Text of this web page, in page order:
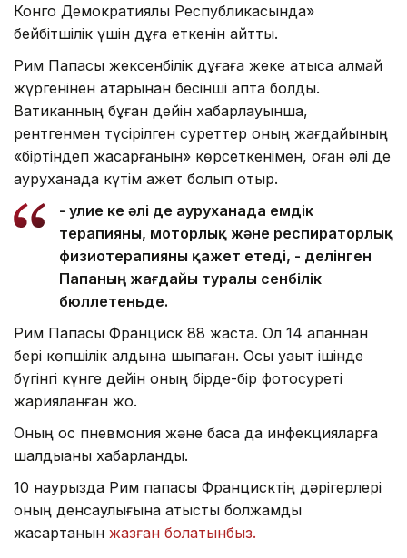
Конго Демократиялық Республикасында»
бейбітшілік үшін дұға еткенін айтты.
Рим Папасы жексенбілік дұғаға жеке қатыса алмай
жүргенінен қатарынан бесінші апта болды.
Ватиканның бұған дейін хабарлауынша,
рентгенмен түсірілген суреттер оның жағдайының
«біртіндеп жақсарғанын» көрсеткенімен, оған әлі де
ауруханада күтім қажет болып отыр.
- Әулие Әке әлі де ауруханада емдік
терапияны, моторлық және респираторлық
физиотерапияны қажет етеді, - делінген
Папаның жағдайы туралы сенбілік
бюллетеньде.
Рим Папасы Франциск 88 жаста. Ол 14 ақпаннан
бері көпшілік алдына шықпаған. Осы уақыт ішінде
бүгінгі күнге дейін оның бірде-бір фотосуреті
жарияланған жоқ.
Оның қос пневмония және басқа да инфекцияларға
шалдыққаны хабарланды.
10 наурызда Рим папасы Францисктің дәрігерлері
оның денсаулығына қатысты болжамды
жақсартқанын жазған болатынбыз.